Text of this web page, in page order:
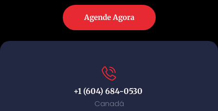
Agende Agora
+1 (604) 684-0530
Canadá